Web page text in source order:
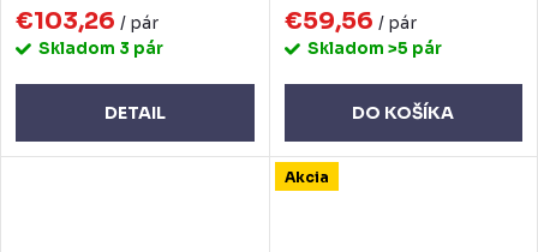
€103,26 / pár
Skladom 3 pár
DETAIL
€59,56 / pár
Skladom >5 pár
DO KOŠÍKA
Akcia